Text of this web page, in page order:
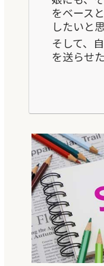
をベース
したいと
そして、
を送らせ